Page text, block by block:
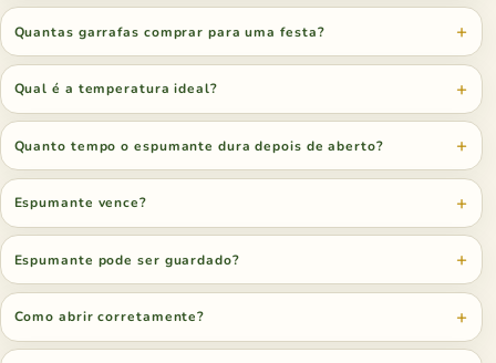
Quantas garrafas comprar para uma festa?
Qual é a temperatura ideal?
Quanto tempo o espumante dura depois de aberto?
Espumante vence?
Espumante pode ser guardado?
Como abrir corretamente?